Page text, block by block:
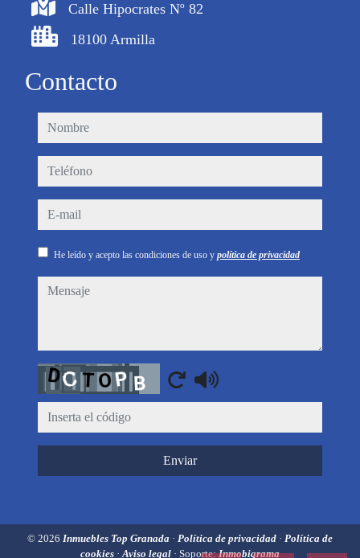
Calle Hipocrates Nº 82
18100 Armilla
Contacto
nombre
teléfono
e-mail
He leído y acepto las condiciones de uso y política de privacidad
mensaje
Captcha
Enviar
© 2026 Inmuebles Top Granada · Política de privacidad · Política de
cookies ·Aviso legal · Soporte:Inmobigrama